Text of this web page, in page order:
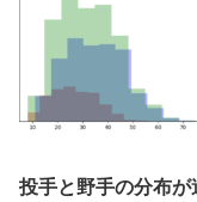
投手と野手の分布が